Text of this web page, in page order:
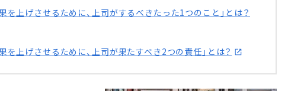
を上げさせるために、上司がするべきたった1つのこと」とは？
を上げさせるために、上司が果たすべき2つの責任」とは？